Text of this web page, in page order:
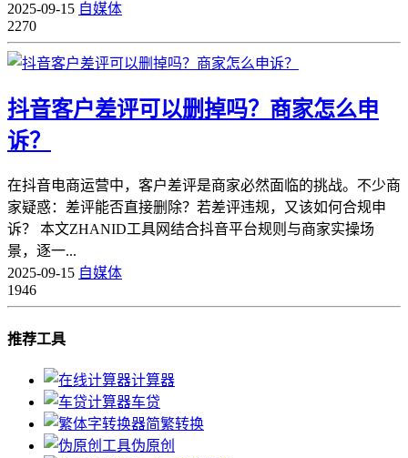
2025-09-15 自媒体
2270
抖音客户差评可以删掉吗？商家怎么申
诉？
在抖音电商运营中，客户差评是商家必然面临的挑战。不少商
家疑惑：差评能否直接删除？若差评违规，又该如何合规申
诉？ 本文ZHANID工具网结合抖音平台规则与商家实操场
景，逐一...
2025-09-15 自媒体
1946
推荐工具
计算器
车贷
简繁转换
伪原创